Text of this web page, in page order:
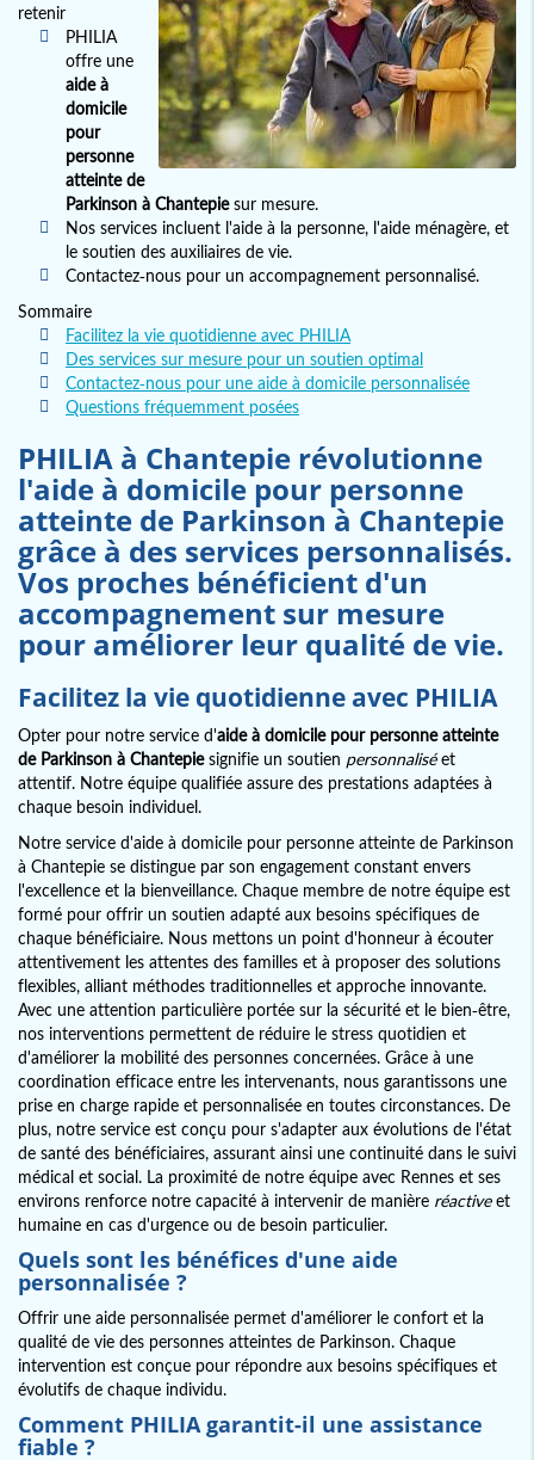
retenir
PHILIA
offre une
aide à
domicile
pour
personne
atteinte de
Parkinson à Chantepiesur mesure.
Nos services incluent l'aide à la personne, l'aide ménagère, et
le soutien des auxiliaires de vie.
Contactez-nous pour un accompagnement personnalisé.
Sommaire
Facilitez la vie quotidienne avec PHILIA
Des services sur mesure pour un soutien optimal
Contactez-nous pour une aide à domicile personnalisée
Questions fréquemment posées
PHILIA à Chantepie révolutionne
l'aide à domicile pour personne
atteinte de Parkinson à Chantepie
grâce à des services personnalisés.
Vos proches bénéficient d'un
accompagnement sur mesure
pour améliorer leur qualité de vie.
Facilitez la vie quotidienne avec PHILIA
Opter pour notre service d'aide à domicile pour personne atteinte
de Parkinson à Chantepiesignifie un soutien personnaliséet
attentif. Notre équipe qualifiée assure des prestations adaptées à
chaque besoin individuel.
Notre service d'aide à domicile pour personne atteinte de Parkinson
à Chantepie se distingue par son engagement constant envers
l'excellence et la bienveillance. Chaque membre de notre équipe est
formé pour offrir un soutien adapté aux besoins spécifiques de
chaque bénéficiaire. Nous mettons un point d'honneur à écouter
attentivement les attentes des familles et à proposer des solutions
flexibles, alliant méthodes traditionnelles et approche innovante.
Avec une attention particulière portée sur la sécurité et le bien-être,
nos interventions permettent de réduire le stress quotidien et
d'améliorer la mobilité des personnes concernées. Grâce à une
coordination efficace entre les intervenants, nous garantissons une
prise en charge rapide et personnalisée en toutes circonstances. De
plus, notre service est conçu pour s'adapter aux évolutions de l'état
de santé des bénéficiaires, assurant ainsi une continuité dans le suivi
médical et social. La proximité de notre équipe avec Rennes et ses
environs renforce notre capacité à intervenir de manière réactiveet
humaine en cas d'urgence ou de besoin particulier.
Quels sont les bénéfices d'une aide
personnalisée ?
Offrir une aide personnalisée permet d'améliorer le confort et la
qualité de vie des personnes atteintes de Parkinson. Chaque
intervention est conçue pour répondre aux besoins spécifiques et
évolutifs de chaque individu.
Comment PHILIA garantit-il une assistance
fiable ?